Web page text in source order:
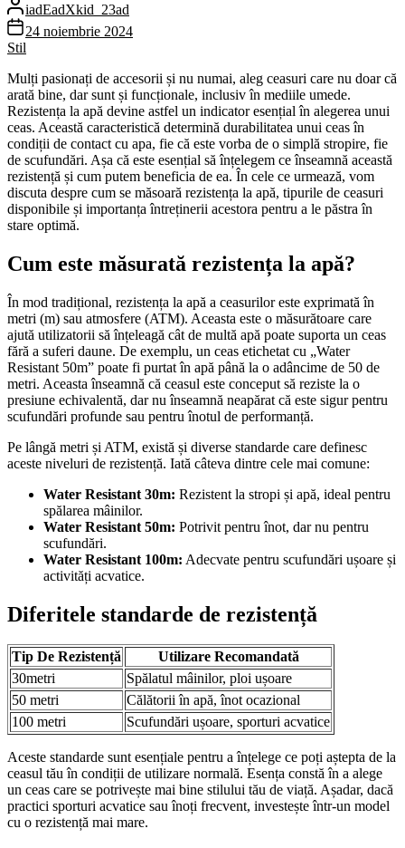
iadEadXkid_23ad
24 noiembrie 2024
Stil
Mulți pasionați de accesorii și nu numai, aleg ceasuri care nu doar că
arată bine, dar sunt și funcționale, inclusiv în mediile umede.
Rezistența la apă devine astfel un indicator esențial în alegerea unui
ceas. Această caracteristică determină durabilitatea unui ceas în
condiții de contact cu apa, fie că este vorba de o simplă stropire, fie
de scufundări. Așa că este esențial să înțelegem ce înseamnă această
rezistență și cum putem beneficia de ea. În cele ce urmează, vom
discuta despre cum se măsoară rezistența la apă, tipurile de ceasuri
disponibile și importanța întreținerii acestora pentru a le păstra în
stare optimă.
Cum este măsurată rezistența la apă?
În mod tradițional, rezistența la apă a ceasurilor este exprimată în
metri (m) sau atmosfere (ATM). Aceasta este o măsurătoare care
ajută utilizatorii să înțeleagă cât de multă apă poate suporta un ceas
fără a suferi daune. De exemplu, un ceas etichetat cu „Water
Resistant 50m” poate fi purtat în apă până la o adâncime de 50 de
metri. Aceasta înseamnă că ceasul este conceput să reziste la o
presiune echivalentă, dar nu înseamnă neapărat că este sigur pentru
scufundări profunde sau pentru înotul de performanță.
Pe lângă metri și ATM, există și diverse standarde care definesc
aceste niveluri de rezistență. Iată câteva dintre cele mai comune:
Water Resistant 30m: Rezistent la stropi și apă, ideal pentru
spălarea mâinilor.
Water Resistant 50m: Potrivit pentru înot, dar nu pentru
scufundări.
Water Resistant 100m: Adecvate pentru scufundări ușoare și
activități acvatice.
Diferitele standarde de rezistență
Tip De Rezistență
Utilizare Recomandată
30metri
Spălatul mâinilor, ploi ușoare
50 metri
Călătorii în apă, înot ocazional
100 metri
Scufundări ușoare, sporturi acvatice
Aceste standarde sunt esențiale pentru a înțelege ce poți aștepta de la
ceasul tău în condiții de utilizare normală. Esența constă în a alege
un ceas care se potrivește mai bine stilului tău de viață. Așadar, dacă
practici sporturi acvatice sau înoți frecvent, investește într-un model
cu o rezistență mai mare.